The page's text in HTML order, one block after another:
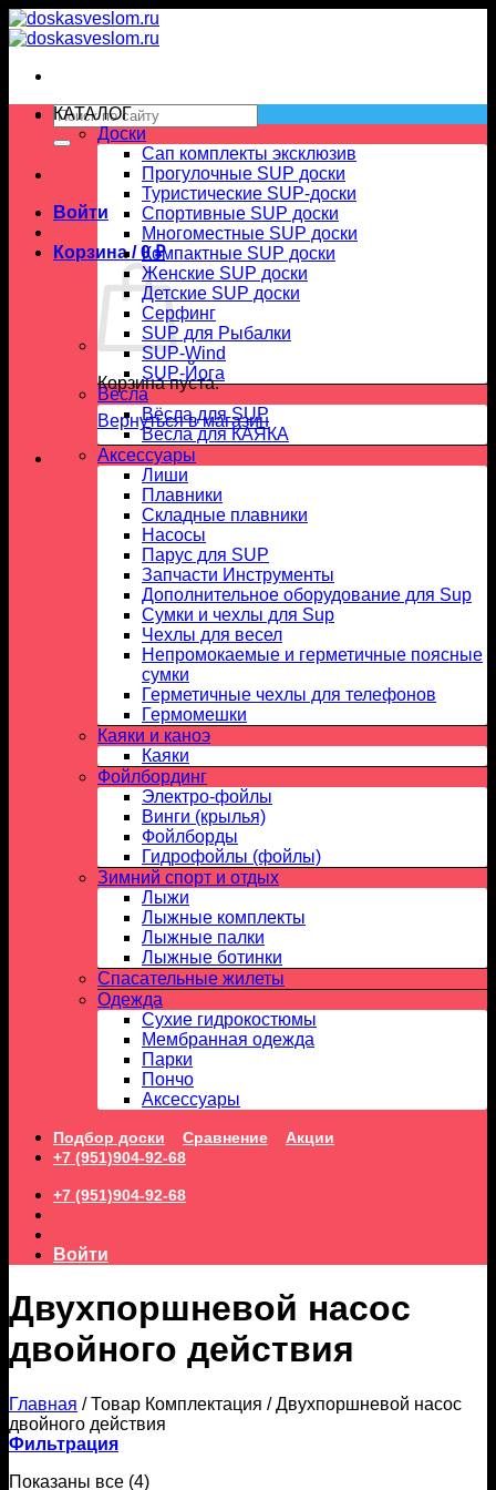
Skip
to
Искать:
Войти
Корзина /0₽
Корзина пуста.
Вернуться в магазин
КАТАЛОГ
Доски
Сап комплекты эксклюзив
Прогулочные SUP доски
Туристические SUP-доски
Спортивные SUP доски
Многоместные SUP доски
Компактные SUP доски
Женские SUP доски
Детские SUP доски
Серфинг
SUP для Рыбалки
SUP-Wind
SUP-Йога
Вёсла
Вёсла для SUP
Весла для КАЯКА
Аксессуары
Лиши
Плавники
Складные плавники
Насосы
Парус для SUP
Запчасти Инструменты
Дополнительное оборудование для Sup
Сумки и чехлы для Sup
Чехлы для весел
Непромокаемые и герметичные поясные
сумки
Герметичные чехлы для телефонов
Гермомешки
Каяки и каноэ
Каяки
Фойлбординг
Электро-фойлы
Винги (крылья)
Фойлборды
Гидрофойлы (фойлы)
Зимний спорт и отдых
Лыжи
Лыжные комплекты
Лыжные палки
Лыжные ботинки
Спасательные жилеты
Одежда
Сухие гидрокостюмы
Мембранная одежда
Парки
Пончо
Аксессуары
Подбор доски Сравнение
Акции
+7 (951)904-92-68
+7 (951)904-92-68
Войти
Двухпоршневой насос
двойного действия
Главная /Товар Комплектация /Двухпоршневой насос
двойного действия
Фильтрация
Показаны все (4)Сортировка: